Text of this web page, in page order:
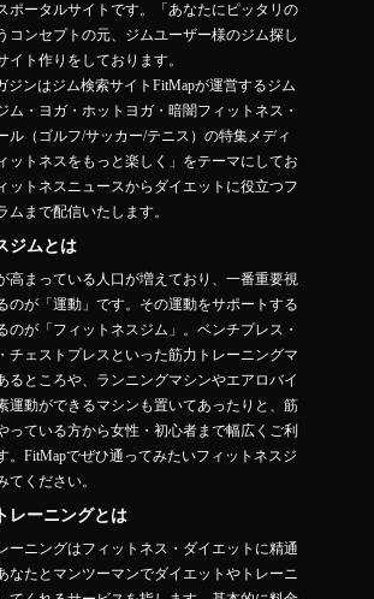
ポータルサイトです。「あなたにピッタリの
コンセプトの元、ジムユーザー様のジム探し
イト作りをしております。
ジンはジム検索サイトFitMapが運営するジム
ム・ヨガ・ホットヨガ・暗闇フィットネス・
ル（ゴルフ/サッカー/テニス）の特集メディ
ットネスをもっと楽しく」をテーマにしてお
ットネスニュースからダイエットに役立つフ
ムまで配信いたします。
ジムとは
高まっている人口が増えており、一番重要視
のが「運動」です。その運動をサポートする
のが「フィットネスジム」。ベンチプレス・
チェストプレスといった筋力トレーニングマ
るところや、ランニングマシンやエアロバイ
運動ができるマシンも置いてあったりと、筋
っている方から女性・初心者まで幅広くご利
。FitMapでぜひ通ってみたいフィットネスジ
てください。
レーニングとは
ーニングはフィットネス・ダイエットに精通
なたとマンツーマンでダイエットやトレーニ